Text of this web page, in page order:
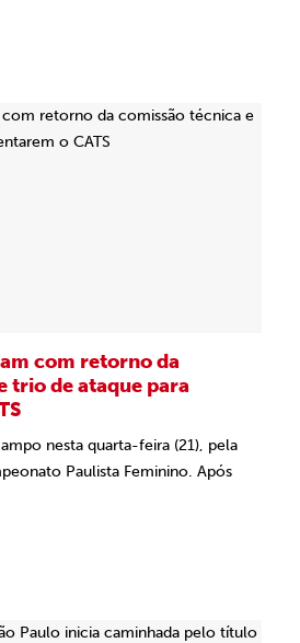
com retorno da
trio de ataque para
nesta quarta-feira (21), pela
Paulista Feminino. Após